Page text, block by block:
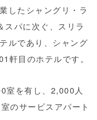
したシャングリ・ラ
パに次ぐ、スリラ
ルであり、シャング
軒目のホテルです。
室を有し、2,000人
のサービスアパート